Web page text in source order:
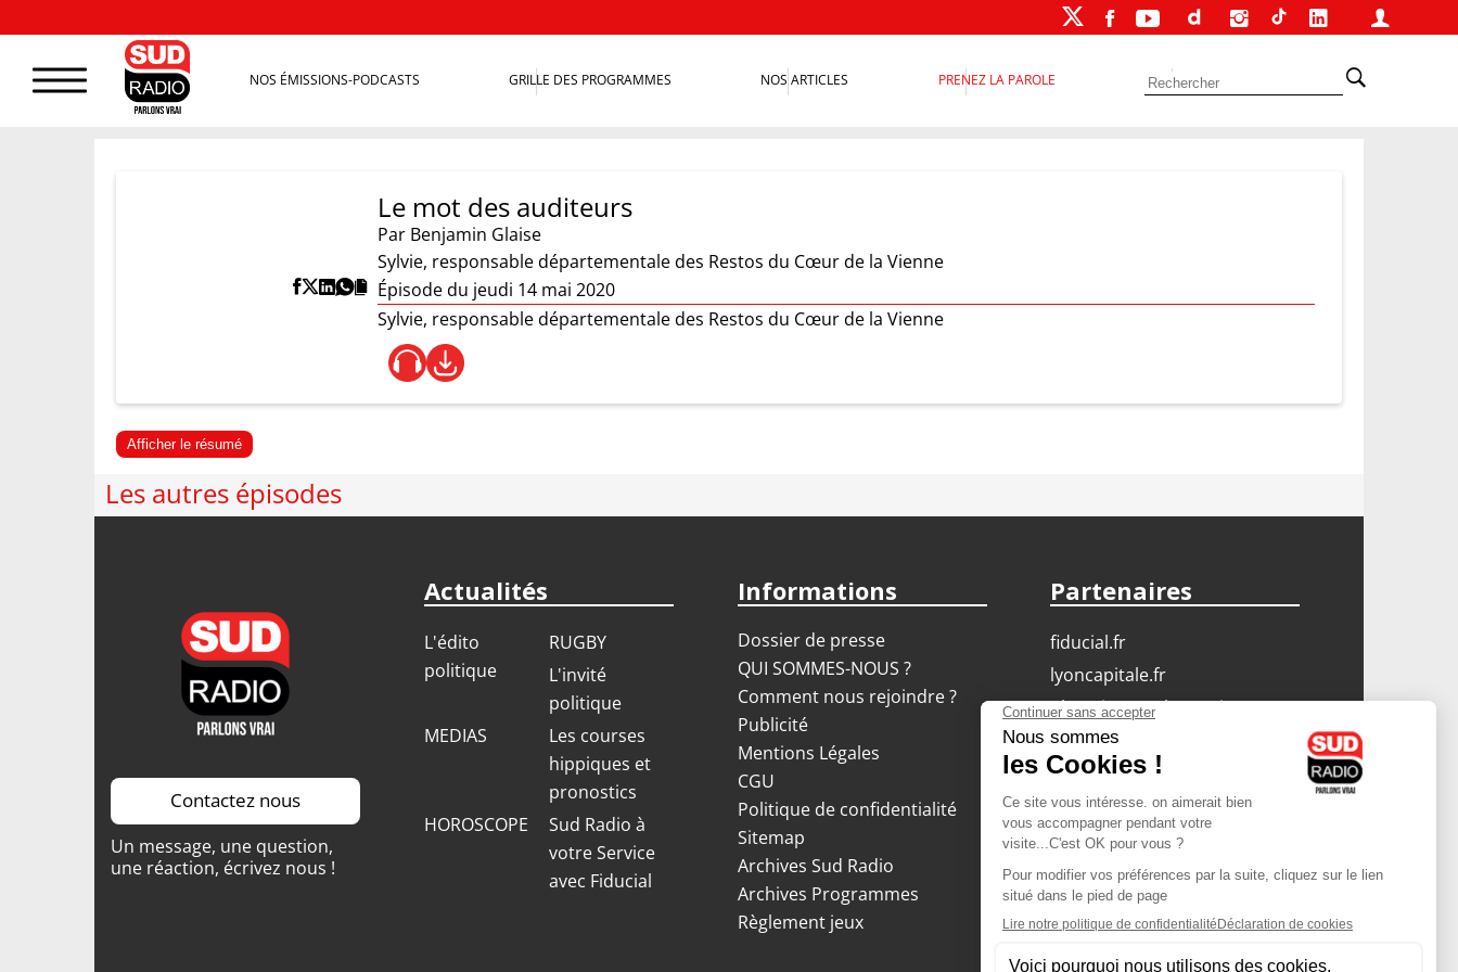
NOS ÉMISSIONS-PODCASTS GRILLE DES PROGRAMMES NOS ARTICLES PRENEZ LA PAROLE
Le mot des auditeurs
Par Benjamin Glaise
Sylvie, responsable départementale des Restos du Cœur de la Vienne
Épisode du jeudi 14 mai 2020
Sylvie, responsable départementale des Restos du Cœur de la Vienne
Afficher le résumé
Les autres épisodes
Contactez nous
Un message, une question,
une réaction, écrivez nous !
Actualités
L'édito
politique
RUGBY
L'invité
politique
MEDIAS
Les courses
hippiques et
pronostics
HOROSCOPE
Sud Radio à
votre Service
avec Fiducial
Informations
Dossier de presse
QUI SOMMES-NOUS ?
Comment nous rejoindre ?
Publicité
Mentions Légales
CGU
Politique de confidentialité
Sitemap
Archives Sud Radio
Archives Programmes
Règlement jeux
Partenaires
fiducial.fr
lyoncapitale.fr
olympique-et-lyonnais.com
L'application Iphone
/ Android
Téléchargez l'application
Les cookies